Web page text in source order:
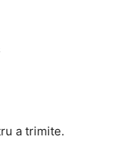
a trimite.